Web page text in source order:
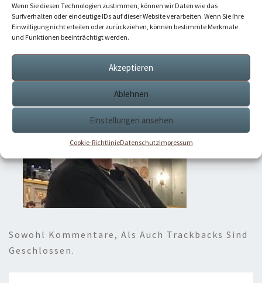
Wenn Sie diesen Technologien zustimmen, können wir Daten wie das
Surfverhalten oder eindeutige IDs auf dieser Website verarbeiten. Wenn Sie Ihre
Einwilligung nicht erteilen oder zurückziehen, können bestimmte Merkmale
und Funktionen beeinträchtigt werden.
Akzeptieren
Ablehnen
Einstellungen ansehen
Cookie-RichtlinieDatenschutzImpressum
← VORHERIGER/
Sowohl Kommentare, Als Auch Trackbacks Sind
Geschlossen.